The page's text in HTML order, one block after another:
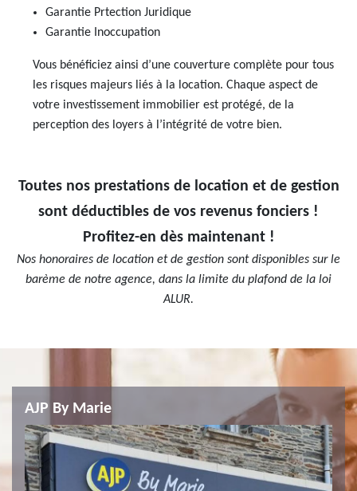
Garantie Prtection Juridique
Garantie Inoccupation
Vous bénéficiez ainsi d’une couverture complète pour tous
les risques majeurs liés à la location. Chaque aspect de
votre investissement immobilier est protégé, de la
perception des loyers à l’intégrité de votre bien.
Toutes nos prestations de location et de gestion
sont déductibles de vos revenus fonciers !
Profitez-en dès maintenant !
Nos honoraires de location et de gestion sont disponibles sur le
barème de notre agence, dans la limite du plafond de la loi
ALUR.
AJP By Marie